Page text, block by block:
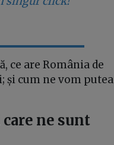
ce are România de
și cum ne vom putea
care ne sunt